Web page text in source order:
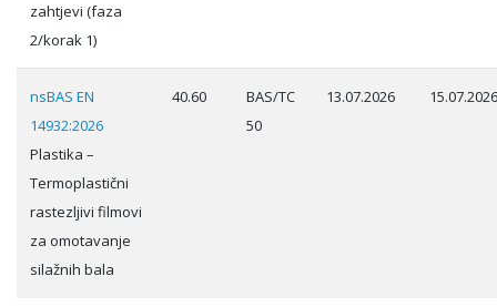
zahtjevi (faza
2/korak 1)
nsBAS EN
14932:2026
Plastika –
Termoplastični
rastezljivi filmovi
za omotavanje
silažnih bala
40.60
BAS/TC
50
13.07.2026 15.07.2026